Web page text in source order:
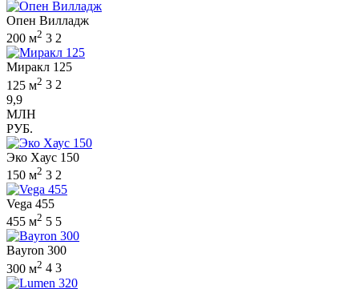
Опен Вилладж
200 м2 3 2
Миракл 125
125 м2 3 2
9,9
МЛН
РУБ.
Эко Хаус 150
150 м2 3 2
Vega 455
455 м2 5 5
Bayron 300
300 м2 4 3